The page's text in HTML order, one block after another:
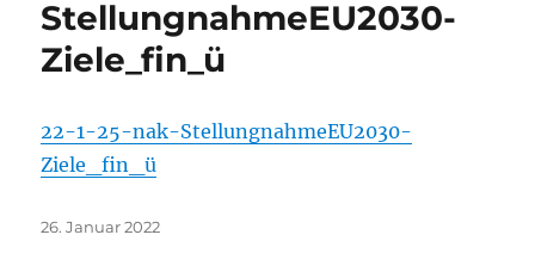
StellungnahmeEU2030-
Ziele_fin_ü
22-1-25-nak-StellungnahmeEU2030-
Ziele_fin_ü
Veröffentlicht
26. Januar 2022